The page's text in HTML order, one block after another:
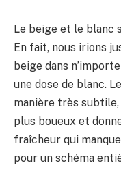
Le beige et le blanc
En fait, nous irions
beige dans
une dose de blanc.
manière très
plus boueux et
fraîcheur qui
pour un schéma